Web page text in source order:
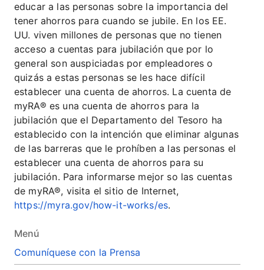
Menú
Comuníquese con la Prensa
educar a las personas sobre la importancia del
tener ahorros para cuando se jubile. En los EE.
UU. viven millones de personas que no tienen
acceso a cuentas para jubilación que por lo
general son auspiciadas por empleadores o
quizás a estas personas se les hace difícil
establecer una cuenta de ahorros. La cuenta de
myRA® es una cuenta de ahorros para la
jubilación que el Departamento del Tesoro ha
establecido con la intención que eliminar algunas
de las barreras que le prohíben a las personas el
establecer una cuenta de ahorros para su
jubilación. Para informarse mejor so las cuentas
de myRA®, visita el sitio de Internet,
https://myra.gov/how-it-works/es.